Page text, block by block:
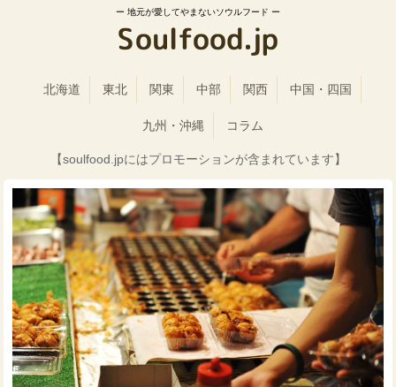
地元が愛してやまないソウルフード
北海道 東北 関東 中部 関西 中国・四国
九州・沖縄 コラム
【soulfood.jpにはプロモーションが含まれています】